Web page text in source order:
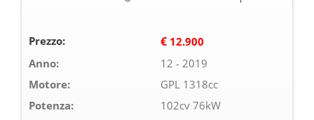
Prezzo: € 12.900
Anno:
12 - 2019
Motore:
GPL 1318cc
Potenza:
102cv 76kW